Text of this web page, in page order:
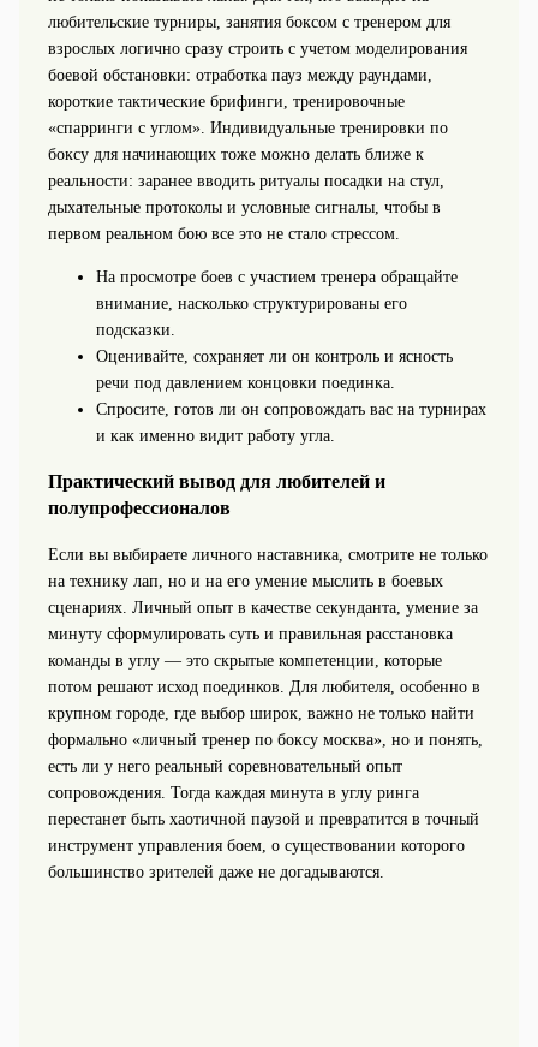
любительские турниры, занятия боксом с тренером для
взрослых логично сразу строить с учетом моделирования
боевой обстановки: отработка пауз между раундами,
короткие тактические брифинги, тренировочные
«спарринги с углом». Индивидуальные тренировки по
боксу для начинающих тоже можно делать ближе к
реальности: заранее вводить ритуалы посадки на стул,
дыхательные протоколы и условные сигналы, чтобы в
первом реальном бою все это не стало стрессом.
На просмотре боев с участием тренера обращайте
внимание, насколько структурированы его
подсказки.
Оценивайте, сохраняет ли он контроль и ясность
речи под давлением концовки поединка.
Спросите, готов ли он сопровождать вас на турнирах
и как именно видит работу угла.
Практический вывод для любителей и
полупрофессионалов
Если вы выбираете личного наставника, смотрите не только
на технику лап, но и на его умение мыслить в боевых
сценариях. Личный опыт в качестве секунданта, умение за
минуту сформулировать суть и правильная расстановка
команды в углу — это скрытые компетенции, которые
потом решают исход поединков. Для любителя, особенно в
крупном городе, где выбор широк, важно не только найти
формально «личный тренер по боксу москва», но и понять,
есть ли у него реальный соревновательный опыт
сопровождения. Тогда каждая минута в углу ринга
перестанет быть хаотичной паузой и превратится в точный
инструмент управления боем, о существовании которого
большинство зрителей даже не догадываются.